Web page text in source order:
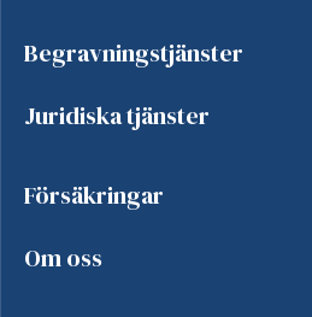
Begravningstjänster
Juridiska tjänster
Försäkringar
Om oss